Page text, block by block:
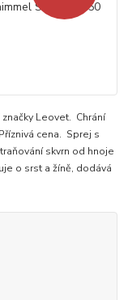
Leovet. Chrání
cena. Sprej s
skvrn od hnoje
o srst a žíně, dodává